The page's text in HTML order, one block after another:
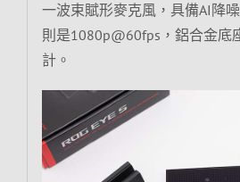
一波束賦形麥克風，具備AI降
則是1080p@60fps，鋁合金底
計。